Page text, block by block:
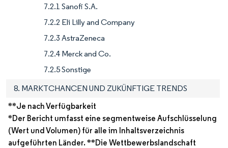
7.2.1 Sanofi S.A.
7.2.2 Eli Lilly and Company
7.2.3 AstraZeneca
7.2.4 Merck and Co.
7.2.5 Sonstige
8. MARKTCHANCEN UND ZUKÜNFTIGE TRENDS
**Je nach Verfügbarkeit
*Der Bericht umfasst eine segmentweise Aufschlüsselung
(Wert und Volumen) für alle im Inhaltsverzeichnis
aufgeführten Länder. **Die Wettbewerbslandschaft